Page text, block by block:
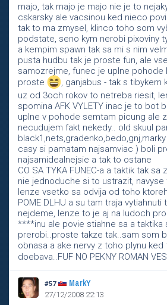
majo, tak majo je majo nie je to
cskarsky ale vacsinou ked nieco
tak to ma zmysel, klinco toho som
podstate, seno kym nerobi pixoviny
a kempim spawn tak sa mi s nim
pusta hudbu tak je proste fun, ale
samozrejme, funec je uplne pohode
proste
, ganjabus - tak s tibykem
uz od 3och rokov to netreba riesit,
spomina AFK VYLETY inac je to bot
uplne v pohode semtam picung ale
necudujem fakt nekedy.. old skuul
casy si pamatam najsamviac ) boli
najsamidealnejsie a tak to ostane
CO SA TYKA FUNEC-a a taktik tak
nie jednoduche si to ustrazit, navyse
lenze vsetko sa odvija od toho
POME DLHU a su tam traja
nejdeme, lenze to je aj na ludoch
****inu ale povie stiahne sa a taktika
prerobi..proste takze tak..sam som
obnasa a ake nervy z toho plynu
doebava..FUF NO PEKNY ROMAN
#57 MarkY
27/12/2008 22:13